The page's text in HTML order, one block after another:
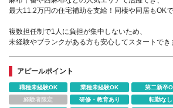
最大11.2万円の住宅補助を支給！同棲や同居もOK
複数担任制で1人に負担が集中しないため、
未経験やブランクがある方も安心してスタートで
アピールポイント
職種未経験OK 業種未経験OK 第二新卒
経験者限定
研修・教育あり 転勤なし